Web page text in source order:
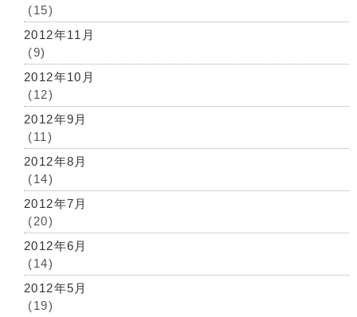
(15)
2012年11月
(9)
2012年10月
(12)
2012年9月
(11)
2012年8月
(14)
2012年7月
(20)
2012年6月
(14)
2012年5月
(19)